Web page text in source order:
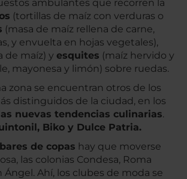
ambulantes que recorren la
(tortillas de maíz con verduras o
(masa de maíz rellena de carne,
y envuelta en hojas vegetales),
de maíz) y esquites (maíz hervido y
mayonesa y limón) sobre ruedas.
zona se encuentran otros de los
distinguidos de la ciudad, en los
nuevas tendencias culinarias.
Biko y Dulce Patria.
bares de copas hay que moverse
las colonias Condesa, Roma
Ángel. Ahí, los clubes de moda se